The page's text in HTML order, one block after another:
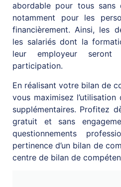
abordable pour tous sans
notamment pour les
financièrement. Ainsi, les
les salariés dont la
leur employeur
participation.
En réalisant votre bilan de
vous maximisez
supplémentaires. Profitez
gratuit et sans
questionnements
pertinence d’un bilan de
centre de bilan de